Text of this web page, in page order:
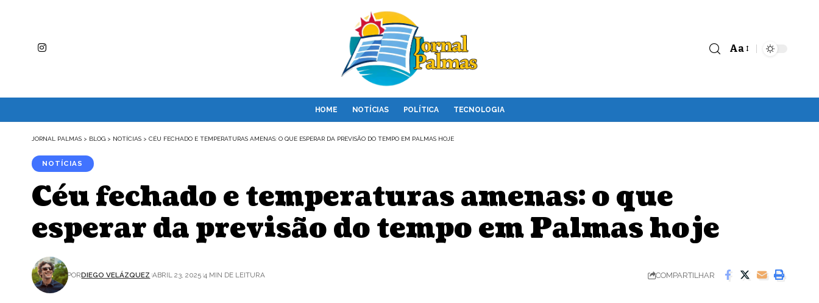
Aa
HOME NOTÍCIAS POLÍTICA TECNOLOGIA
JORNAL PALMAS > BLOG > NOTÍCIAS > CÉU FECHADO E TEMPERATURAS AMENAS: O QUE ESPERAR DA PREVISÃO DO TEMPO EM PALMAS HOJE
NOTÍCIAS
Céu fechado e temperaturas amenas: o que
esperar da previsão do tempo em Palmas hoje
PORDIEGO VELÁZQUEZ ABRIL 23, 2025 4 MIN DE LEITURA COMPARTILHAR